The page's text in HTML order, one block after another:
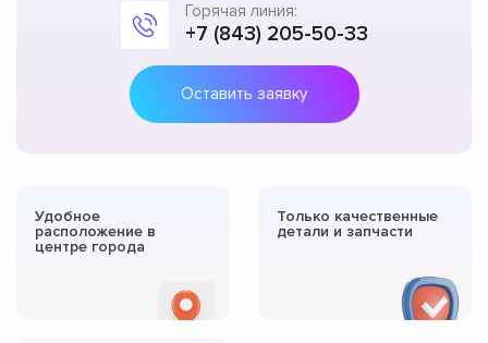
Горячая линия:
+7 (843) 205-50-33
Оставить заявку
Удобное
расположение в
центре города
Только качественные
детали и запчасти